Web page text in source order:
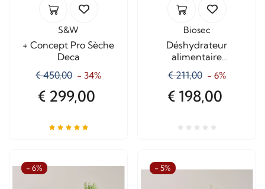
S&W
+ Concept Pro Sèche
Deca
€ 450,00 - 34%
€ 299,00
Biosec
Déshydrateur
alimentaire
domestique Biosec
Domus B5
€ 211,00 - 6%
€ 198,00
- 6% - 5%